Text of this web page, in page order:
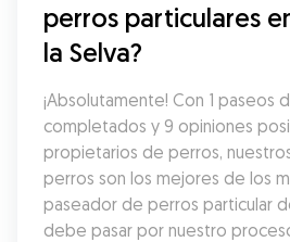
perros particulares
la Selva?
¡Absolutamente! Con 1 paseos
completados y 9 opiniones
propietarios de perros,
perros son los mejores de los
paseador de perros particular
debe pasar por nuestro